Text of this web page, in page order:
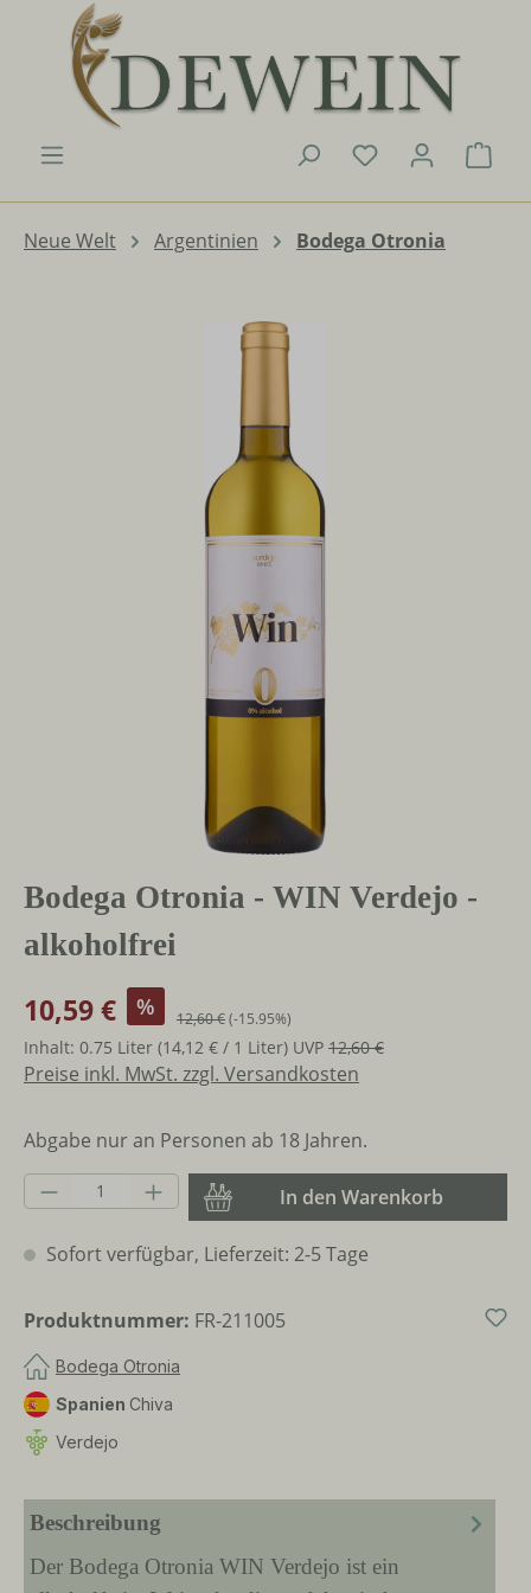
Zum Hauptinhalt springen
Du hast 0
Neue Welt Argentinien Bodega Otronia
Bodega Otronia - WIN Verdejo -
alkoholfrei
10,59 € % 12,60 €(-15.95%)
Inhalt: 0.75 Liter (14,12 € / 1 Liter) UVP 12,60 €
Preise inkl. MwSt. zzgl. Versandkosten
Abgabe nur an Personen ab 18 Jahren.
Produkt Anzahl: Gib den gewünschten
In den Warenkorb
Sofort verfügbar, Lieferzeit: 2-5 Tage
Produktnummer: FR-211005
Bodega Otronia
Spanien Chiva
Verdejo
Beschreibung
Der Bodega Otronia WIN Verdejo ist ein